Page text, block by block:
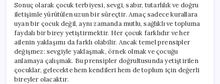
Sonuç olarak çocuk terbiyesi, sevgi, sabır, tutarlılık ve doğru
iletişimle yürütülen uzun bir süreçtir. Amaç sadece kurallara
uyan bir çocuk değil, aynı zamanda mutlu, sağlıklı ve topluma
faydalı bir birey yetiştirmektir. Her çocuk farklıdır ve her
ailenin yaklaşımı da farklı olabilir. Ancak temel prensipler
değişmez: sevgiyle yaklaşmak, örnek olmak ve çocuğu
anlamaya çalışmak. Bu prensipler doğrultusunda yetiştirilen
çocuklar, gelecekte hem kendileri hem de toplum için değerli
bireyler olacaktır.